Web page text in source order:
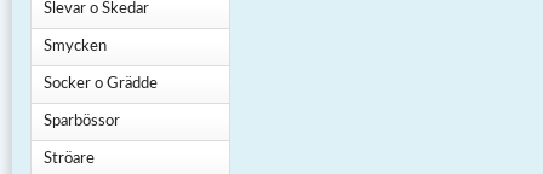
Slevar o Skedar
Smycken
Socker o Grädde
Sparbössor
Ströare